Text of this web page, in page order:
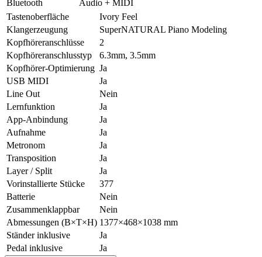
Bluetooth
Audio + MIDI
Tastenoberfläche
Ivory Feel
Klangerzeugung
SuperNATURAL Piano Modeling
Kopfhöreranschlüsse
2
Kopfhöreranschlusstyp
6.3mm, 3.5mm
Kopfhörer-Optimierung Ja
USB MIDI
Ja
Line Out
Nein
Lernfunktion
Ja
App-Anbindung
Ja
Aufnahme
Ja
Metronom
Ja
Transposition
Ja
Layer / Split
Ja
Vorinstallierte Stücke
377
Batterie
Nein
Zusammenklappbar
Nein
Abmessungen (B×T×H) 1377×468×1038 mm
Ständer inklusive
Ja
Pedal inklusive
Ja